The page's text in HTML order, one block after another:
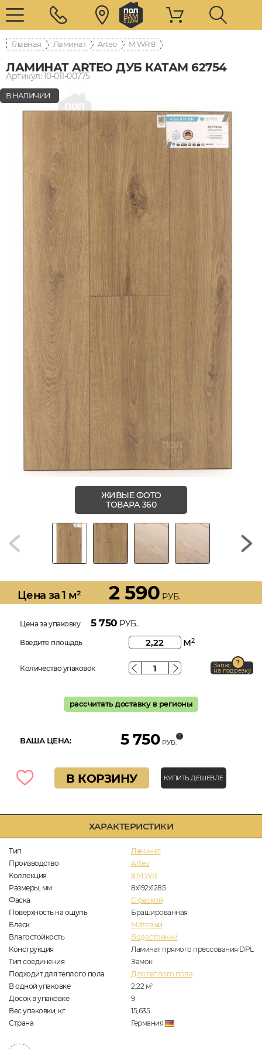
Главная Ламинат Arteo 8 M WR
ЛАМИНАТ ARTEO ДУБ КАТАМ 62754
Артикул: 10-011-00775
ХАРАКТЕРИСТИКИ
Тип
Ламинат
Производство
Arteo
Коллекция
8 M WR
Размеры, мм
8х192х1285
Фаска
C фаской
Поверхность на ощупь
Брашированная
Блеск
Матовый
Влагостойкость
Водостойкий
Конструкция
Ламинат прямого прессования DPL
Тип соединения
Замок
Подходит для теплого пола
Для теплого пола
В одной упаковке
2,22 м2
Досок в упаковке
9
Вес упаковки, кг
15,635
Страна
Германия
В НАЛИЧИИ
ЖИВЫЕ ФОТО
ТОВАРА 360
Цена за 1 м² 2 590 РУБ.
Цена за упаковку 5 750 РУБ.
Введите площадь м2
Количество упаковок Запас
на подрезку
рассчитать доставку в регионы
ВАША ЦЕНА: 5 750 РУБ.
В КОРЗИНУ КУПИТЬ ДЕШЕВЛЕ